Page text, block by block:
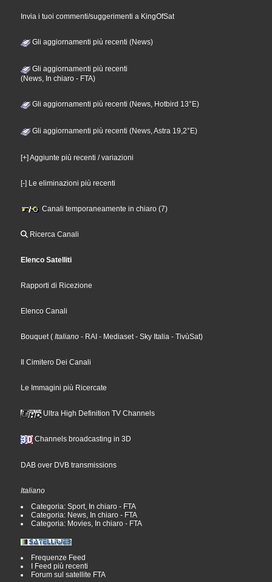
Invia i tuoi commenti/suggerimenti a KingOfSat
Gli aggiornamenti più recenti (News)
Gli aggiornamenti più recenti
(News, In chiaro - FTA)
Gli aggiornamenti più recenti (News, Hotbird 13°E)
Gli aggiornamenti più recenti (News, Astra 19,2°E)
[+] Aggiunte più recenti / variazioni
[-] Le eliminazioni più recenti
Canali temporaneamente in chiaro (7)
Ricerca Canali
Elenco Satelliti
Rapporti di Ricezione
Elenco Canali
Bouquet ( Italiano - RAI - Mediaset - Sky Italia - TivùSat)
Il Cimitero Dei Canali
Le Immagini più Ricercate
Ultra High Definition TV Channels
Channels broadcasting in 3D
DAB over DVB transmissions
Italiano
Categoria: Sport, In chiaro - FTA
Categoria: News, In chiaro - FTA
Categoria: Movies, In chiaro - FTA
Frequenze Feed
I Feed più recenti
Forum sul satellite FTA